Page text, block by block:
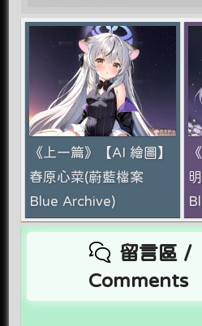
《上一篇》【AI 繪圖】
春原心菜(蔚藍檔案
Blue Archive)
留言區 /
Comments